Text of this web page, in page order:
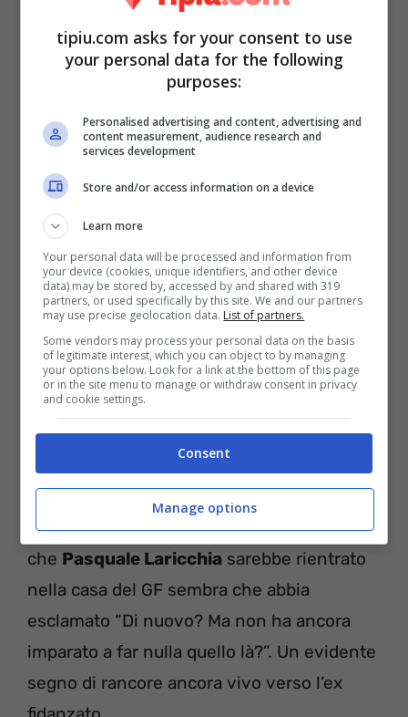
Victoria
casa e raggiunge l’
definitivamente i rapporti. Lei accusa
Pasquale Laricchiadi essere un
maleducato, manesco e uomo solo a parole.
Lui replica dicendo che lei è asessuata, un
botta e risposta che non lascia scampo e
Vickynon perdona.
Pasquale torna al GF e Victoria?
QuandoVicotria Penningtonha saputo
che Pasquale Laricchia sarebbe rientrato
nella casa del GF sembra che abbia
esclamato “Di nuovo? Ma non ha ancora
imparato a far nulla quello là?”. Un evidente
segno di rancore ancora vivo verso l’ex
tipiu.com asks for your consent to use
your personal data for the following
purposes:
Personalised advertising and content, advertising and
content measurement, audience research and
services development
Store and/or access information on a device
Learn more
Your personal data will be processed and information from
your device (cookies, unique identifiers, and other device
data) may be stored by, accessed by and shared with 319
partners, or used specifically by this site. We and our partners
may use precise geolocation data. List of partners.
Some vendors may process your personal data on the basis
of legitimate interest, which you can object to by managing
your options below. Look for a link at the bottom of this page
or in the site menu to manage or withdraw consent in privacy
and cookie settings.
Consent
Manage options